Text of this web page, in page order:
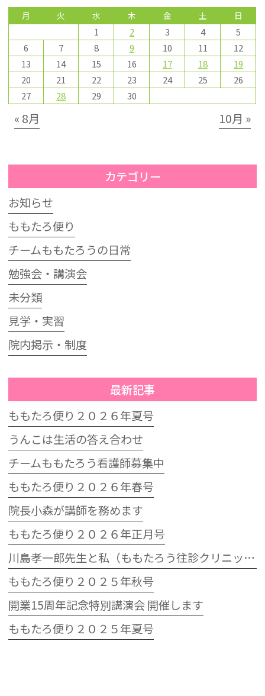
月 火 水 木 金 土 日
1 2 3 4
5
6
7 8 9 10 11
12
13
14 15 16 17 18
19
20
21 22 23 24 25
26
27
28 29 30
« 8月 10月 »
カテゴリー
お知らせ
ももたろ便り
チームももたろうの日常
勉強会・講演会
未分類
見学・実習
院内掲示・制度
最新記事
ももたろ便り２０２６年夏号
うんこは生活の答え合わせ
チームももたろう看護師募集中
ももたろ便り２０２６年春号
院長小森が講師を務めます
ももたろ便り２０２６年正月号
川島孝一郎先生と私（ももたろう往診クリニック開院15周年記念特別講演会）
ももたろ便り２０２５年秋号
開業15周年記念特別講演会 開催します
ももたろ便り２０２５年夏号